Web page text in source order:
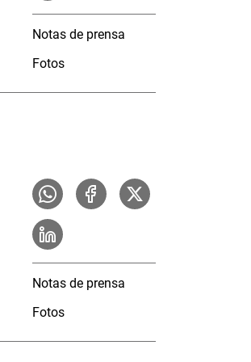
Notas de prensa
Fotos
Notas de prensa
Fotos